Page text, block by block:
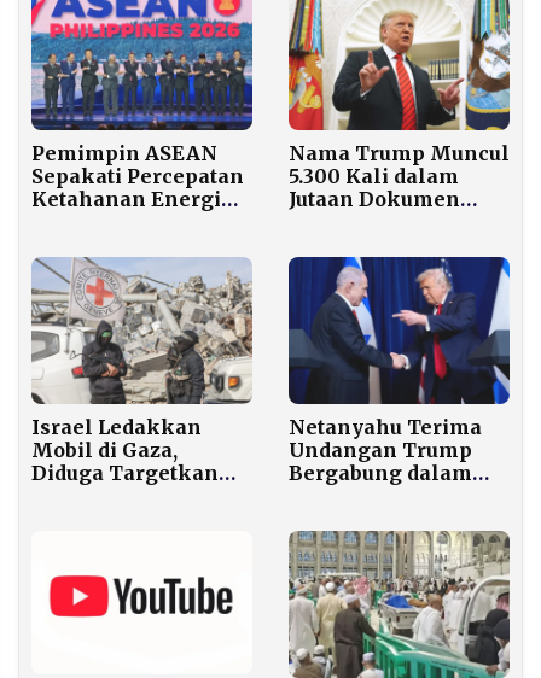
Pemimpin ASEAN
Sepakati Percepatan
Ketahanan Energi
Nama Trump Muncul
5.300 Kali dalam
Jutaan Dokumen
Israel Ledakkan
Mobil di Gaza,
Diduga Targetkan
Netanyahu Terima
Undangan Trump
Bergabung dalam
ICC